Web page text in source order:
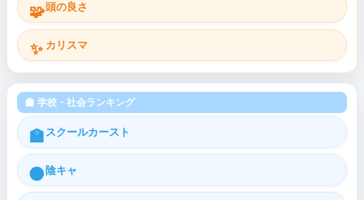
🧩頭の良さ
✨ カリスマ
🏫 学校・社会ランキング
🏫 スクールカースト
🌑陰キャ